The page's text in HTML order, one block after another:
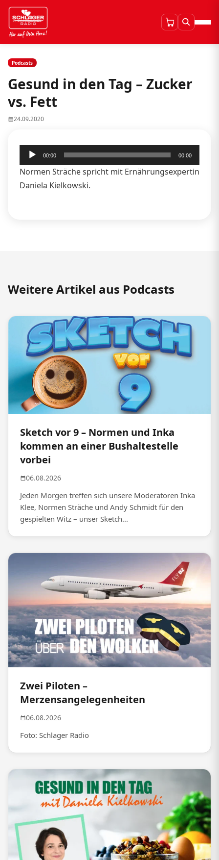
Podcasts
Gesund in den Tag – Zucker
vs. Fett
24.09.2020
Audio-
Player
00:00 00:00
Normen Sträche spricht mit Ernährungsexpertin
Daniela Kielkowski.
Weitere Artikel aus Podcasts
Sketch vor 9 – Normen und Inka
kommen an einer Bushaltestelle
vorbei
06.08.2026
Jeden Morgen treffen sich unsere Moderatoren Inka
Klee, Normen Sträche und Andy Schmidt für den
gespielten Witz – unser Sketch...
Zwei Piloten –
Merzensangelegenheiten
06.08.2026
Foto: Schlager Radio